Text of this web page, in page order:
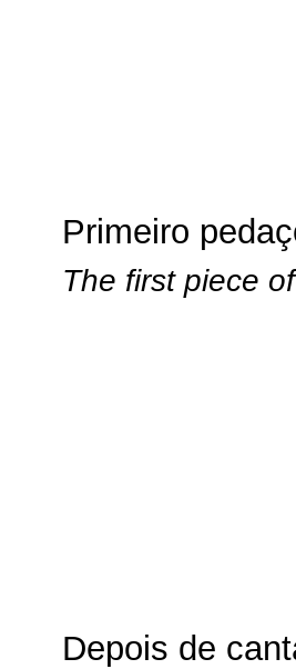
Primeiro
The first piece
Depois de